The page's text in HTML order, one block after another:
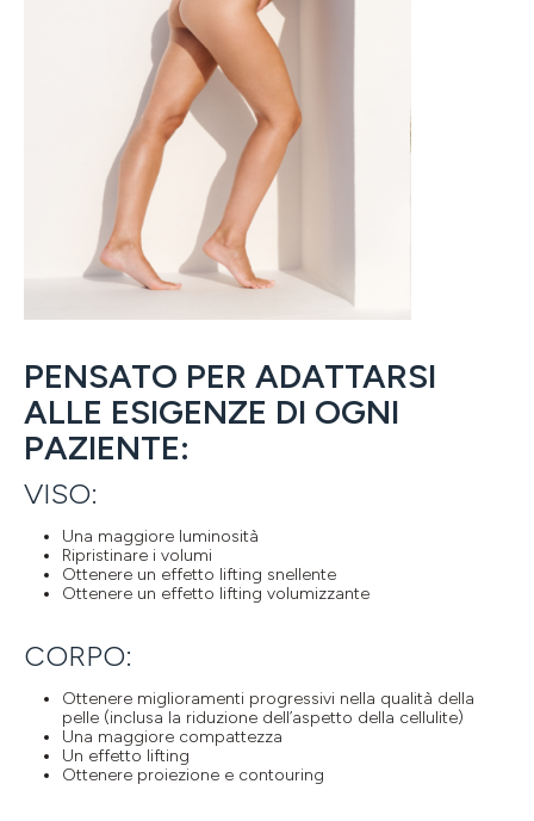
PENSATO PER ADATTARSI
ALLE ESIGENZE DI OGNI
PAZIENTE:
VISO:
Una maggiore luminosità
Ripristinare i volumi
Ottenere un effetto lifting snellente
Ottenere un effetto lifting volumizzante
CORPO:
Ottenere miglioramenti progressivi nella qualità della
pelle (inclusa la riduzione dell’aspetto della cellulite)
Una maggiore compattezza
Un effetto lifting
Ottenere proiezione e contouring